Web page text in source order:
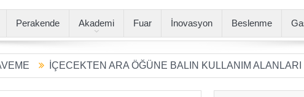
Perakende Akademi Fuar İnovasyon Beslenme
İÇECEKTEN ARA ÖĞÜNE BALIN KULLANIM ALANLARI